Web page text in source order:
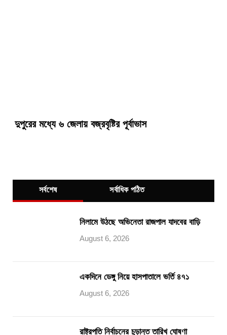
দুপুরের মধ্যে ৬ জেলায় বজ্রবৃষ্টির পূর্বাভাস
সর্বশেষ সর্বাধিক পঠিত
নিলামে উঠছে অভিনেতা রাজপাল যাদবের বাড়ি
August 6, 2026
একদিনে ডেঙ্গু নিয়ে হাসপাতালে ভর্তি ৪৭১
August 6, 2026
রাষ্ট্রপতি নির্বাচনের চূড়ান্ত তারিখ ঘোষণা